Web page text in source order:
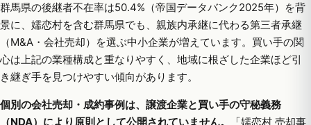
群馬県の後継者不在率は50.4%（帝国データバンク2025年）を背
景に、嬬恋村を含む群馬県でも、親族内承継に代わる第三者承継
（M&A・会社売却）を選ぶ中小企業が増えています。買い手の関
心は上記の業種構成と重なりやすく、地域に根ざした企業ほど引
き継ぎ手を見つけやすい傾向があります。
個別の会社売却・成約事例は、譲渡企業と買い手の守秘義務
（NDA）により原則として公開されていません。
「嬬恋村 売却事